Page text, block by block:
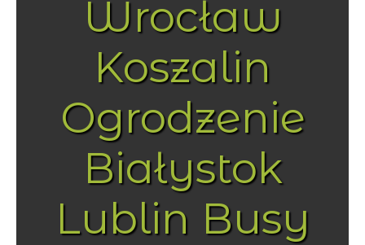
Wrocław
Koszalin
Ogrodzenie
Białystok
Lublin Busy